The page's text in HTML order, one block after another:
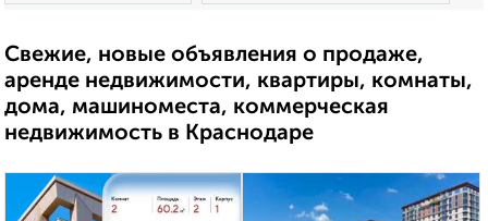
Свежие, новые объявления о продаже,
аренде недвижимости, квартиры, комнаты,
дома, машиноместа, коммерческая
недвижимость в Краснодаре